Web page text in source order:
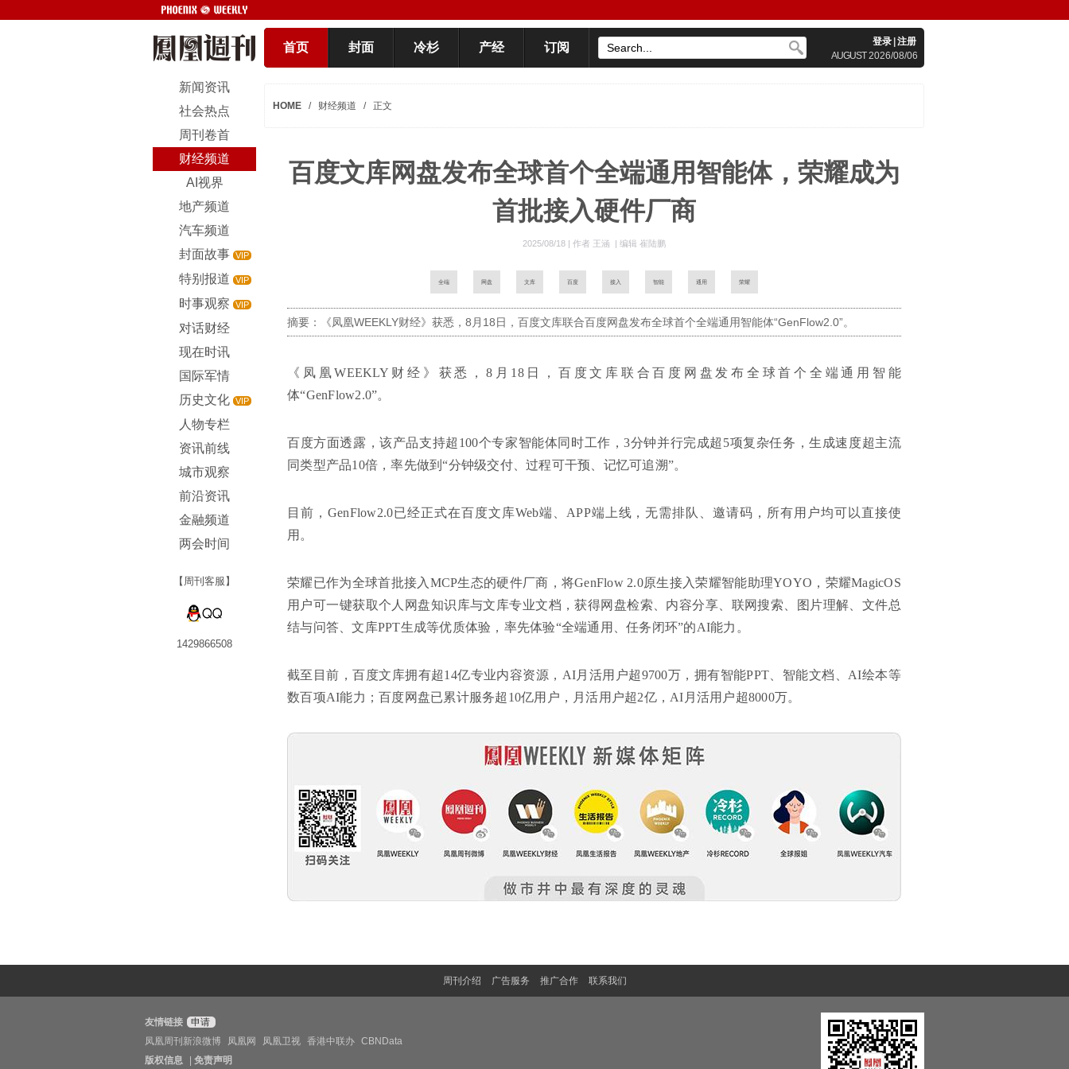
首页 封面 冷杉 产经 订阅 登录 注册
AUGUST2026/08/06
新闻资讯
社会热点
周刊卷首
财经频道
AI视界
地产频道
汽车频道
封面故事 VIP
特别报道 VIP
时事观察 VIP
对话财经
现在时讯
国际军情
历史文化 VIP
人物专栏
资讯前线
城市观察
前沿资讯
金融频道
两会时间
【周刊客服】
1429866508
HOME / 财经频道 / 正文
百度文库网盘发布全球首个全端通用智能体，荣耀成为
首批接入硬件厂商
2025/08/18 | 作者 王涵 | 编辑 崔陆鹏
全端 网盘 文库 百度 接入 智能 通用 荣耀
摘要：《凤凰WEEKLY财经》获悉，8月18日，百度文库联合百度网盘发布全球首个全端通用智能体“GenFlow2.0”。
《凤凰WEEKLY财经》获悉，8月18日，百度文库联合百度网盘发布全球首个全端通用智能
体“GenFlow2.0”。
百度方面透露，该产品支持超100个专家智能体同时工作，3分钟并行完成超5项复杂任务，生成速度超主流
同类型产品10倍，率先做到“分钟级交付、过程可干预、记忆可追溯”。
目前，GenFlow2.0已经正式在百度文库Web端、APP端上线，无需排队、邀请码，所有用户均可以直接使
用。
荣耀已作为全球首批接入MCP生态的硬件厂商，将GenFlow 2.0原生接入荣耀智能助理YOYO，荣耀MagicOS
用户可一键获取个人网盘知识库与文库专业文档，获得网盘检索、内容分享、联网搜索、图片理解、文件总
结与问答、文库PPT生成等优质体验，率先体验“全端通用、任务闭环”的AI能力。
截至目前，百度文库拥有超14亿专业内容资源，AI月活用户超9700万，拥有智能PPT、智能文档、AI绘本等
数百项AI能力；百度网盘已累计服务超10亿用户，月活用户超2亿，AI月活用户超8000万。
周刊介绍 广告服务 推广合作 联系我们
友情链接
申请
凤凰周刊新浪微博
凤凰网 凤凰卫视 香港中联办 CBNData
版权信息
免责声明